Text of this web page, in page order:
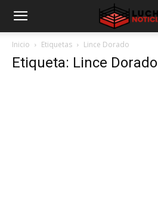
Inicio Etiquetas Lince Dorado
Etiqueta: Lince Dorado